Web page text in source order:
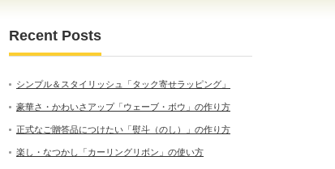
Recent Posts
シンプル＆スタイリッシュ「タック寄せラッピング」
豪華さ・かわいさアップ「ウェーブ・ボウ」の作り方
正式なご贈答品につけたい「熨斗（のし）」の作り方
楽し・なつかし「カーリングリボン」の使い方